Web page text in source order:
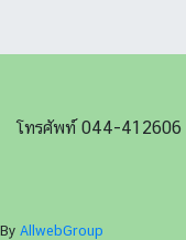
โทรศัพท์ 044-412606
AllwebGroup